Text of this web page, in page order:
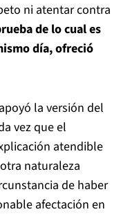
ni atentar contra
de lo cual es
día, ofreció
la versión del
vez que el
atendible
naturaleza
de haber
afectación en